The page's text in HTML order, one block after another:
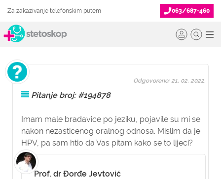
Za zakazivanje telefonskim putem 063/687-460
Pitanje broj: #194878
Imam male bradavice po jeziku, pojavile su mi se
nakon nezasticenog oralnog odnosa. Mislim da je
HPV, pa sam htio da Vas pitam kako se to lijeci?
Odgovoreno: 21. 02. 2022.
Prof. dr Đorđe Jevtović